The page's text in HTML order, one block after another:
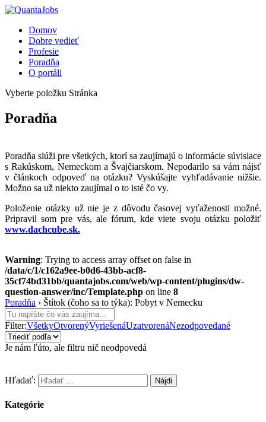
Domov
Dobre vedieť
Profesie
Poradňa
O portáli
Vyberte položku Stránka
Poradňa
Poradňa slúži pre všetkých, ktorí sa zaujímajú o informácie súvisiace
s Rakúskom, Nemeckom a Švajčiarskom. Nepodarilo sa vám nájsť
v článkoch odpoveď na otázku? Vyskúšajte vyhľadávanie nižšie.
Možno sa už niekto zaujímal o to isté čo vy.
Položenie otázky už nie je z dôvodu časovej vyťaženosti možné.
Pripravil som pre vás, ale fórum, kde viete svoju otázku položiť
www.dachcube.sk.
Warning: Trying to access array offset on false in
/data/c/1/c162a9ee-b0d6-43bb-acf8-
35cf74bd31bb/quantajobs.com/web/wp-content/plugins/dw-
question-answer/inc/Template.php on line 8
Poradňa › Štítok (čoho sa to týka): Pobyt v Nemecku
Filter:VšetkyOtvorenýVyriešenáUzatvorenáNezodpovedané
Je nám ľúto, ale filtru nič neodpovedá
Hľadať:
Kategórie